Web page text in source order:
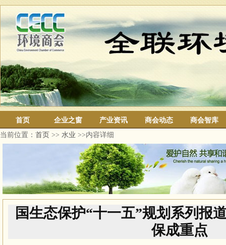
首页 企业之窗 产业资讯 商会动态
商会智库
当前位置： 首页 >> 水业 >>内容详细
国生态保护“十一五”规划系列报
保成重点